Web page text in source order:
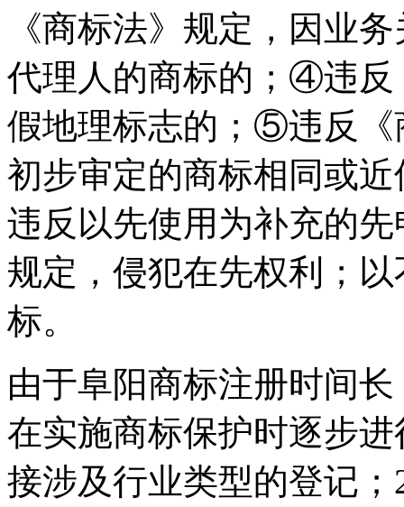
《商标法》规定，因业
代理人的商标的；④违反
假地理标志的；⑤违反《
初步审定的商标相同或
违反以先使用为补充的
规定，侵犯在先权利；
标。
由于阜阳商标注册时间
在实施商标保护时逐步
接涉及行业类型的登记